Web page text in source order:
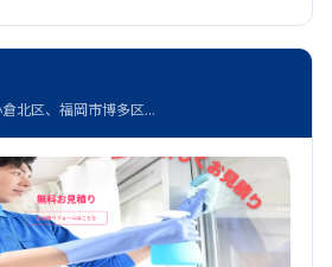
北区、福岡市博多区...